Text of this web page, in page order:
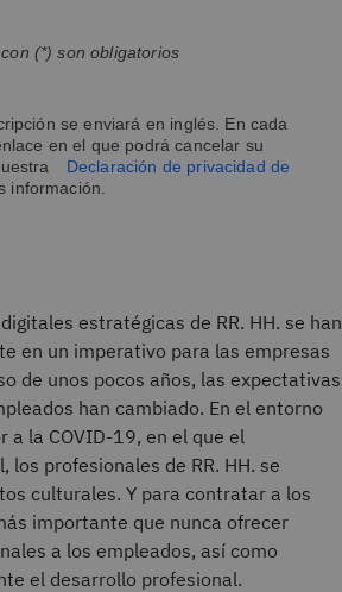
(*) son obligatorios
se enviará en inglés. En cada
en el que podrá cancelar su
Declaración de privacidad de
información.
estratégicas de RR. HH. se han
en un imperativo para las empresas
de unos pocos años, las expectativas
han cambiado. En el entorno
a la COVID-19, en el que el
profesionales de RR. HH. se
culturales. Y para contratar a los
importante que nunca ofrecer
a los empleados, así como
el desarrollo profesional.